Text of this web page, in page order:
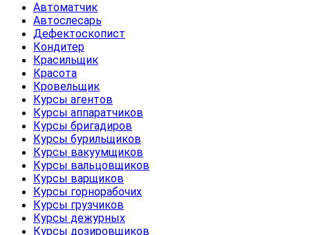
Автоматчик
Автослесарь
Дефектоскопист
Кондитер
Красильщик
Красота
Кровельщик
Курсы агентов
Курсы аппаратчиков
Курсы бригадиров
Курсы бурильщиков
Курсы вакуумщиков
Курсы вальцовщиков
Курсы варщиков
Курсы горнорабочих
Курсы грузчиков
Курсы дежурных
Курсы дозировщиков